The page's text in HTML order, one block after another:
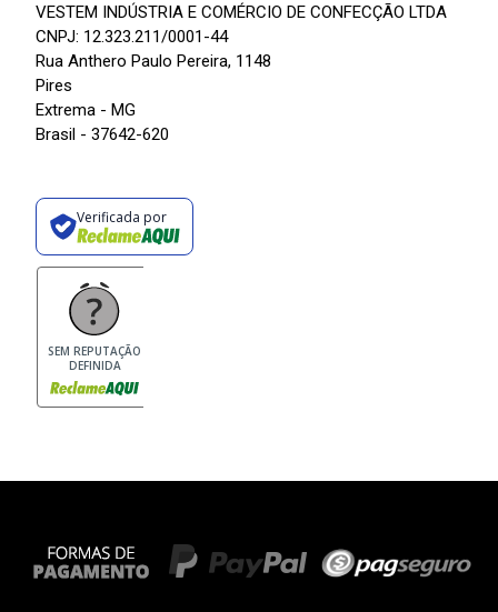
VESTEM INDÚSTRIA E COMÉRCIO DE CONFECÇÃO LTDA
CNPJ: 12.323.211/0001-44
Rua Anthero Paulo Pereira, 1148
Pires
Extrema - MG
Brasil - 37642-620
Verificada por
SEM REPUTAÇÃO
DEFINIDA